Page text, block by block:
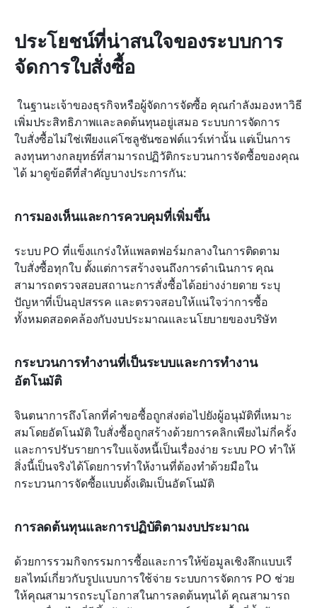
ประโยชน์ที่น่าสนใจของระบบการ
จัดการใบสั่งซื้อ
เพิ่มประสิทธิภาพและลดต้นทุนอยู่เสมอ ระบบการจัดการ
ใบสั่งซื้อไม่ใช่เพียงแค่โซลูชันซอฟต์แวร์เท่านั้น แต่เป็นการ
ลงทุนทางกลยุทธ์ที่สามารถปฏิวัติกระบวนการจัดซื้อของคุณ
ได้ มาดูข้อดีที่สำคัญบางประการกัน:
การมองเห็นและการควบคุมที่เพิ่มขึ้น
ระบบ PO ที่แข็งแกร่งให้แพลตฟอร์มกลางในการติดตาม
ใบสั่งซื้อทุกใบ ตั้งแต่การสร้างจนถึงการดำเนินการ คุณ
สามารถตรวจสอบสถานะการสั่งซื้อได้อย่างง่ายดาย ระบุ
ปัญหาที่เป็นอุปสรรค และตรวจสอบให้แน่ใจว่าการซื้อ
ทั้งหมดสอดคล้องกับงบประมาณและนโยบายของบริษัท
กระบวนการทำงานที่เป็นระบบและการทำงาน
อัตโนมัติ
จินตนาการถึงโลกที่คำขอซื้อถูกส่งต่อไปยังผู้อนุมัติที่เหมาะ
สมโดยอัตโนมัติ ใบสั่งซื้อถูกสร้างด้วยการคลิกเพียงไม่กี่ครั้ง
และการปรับรายการใบแจ้งหนี้เป็นเรื่องง่าย ระบบ PO ทำให้
สิ่งนี้เป็นจริงได้โดยการทำให้งานที่ต้องทำด้วยมือใน
กระบวนการจัดซื้อแบบดั้งเดิมเป็นอัตโนมัติ
การลดต้นทุนและการปฏิบัติตามงบประมาณ
ด้วยการรวมกิจกรรมการซื้อและการให้ข้อมูลเชิงลึกแบบเรี
ยลไทม์เกี่ยวกับรูปแบบการใช้จ่าย ระบบการจัดการ PO ช่วย
ให้คุณสามารถระบุโอกาสในการลดต้นทุนได้ คุณสามารถ